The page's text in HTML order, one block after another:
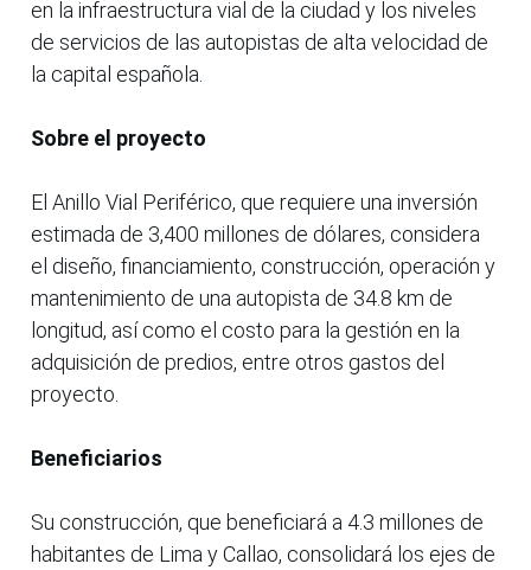
en la infraestructura vial de la ciudad y los niveles
de servicios de las autopistas de alta velocidad de
la capital española.
Sobre el proyecto
El Anillo Vial Periférico, que requiere una inversión
estimada de 3,400 millones de dólares, considera
el diseño, financiamiento, construcción, operación y
mantenimiento de una autopista de 34.8 km de
longitud, así como el costo para la gestión en la
adquisición de predios, entre otros gastos del
proyecto.
Beneficiarios
Su construcción, que beneficiará a 4.3 millones de
habitantes de Lima y Callao, consolidará los ejes de